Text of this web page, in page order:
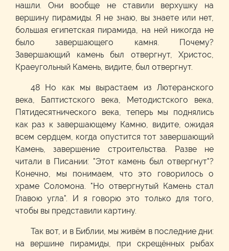
нашли. Они вообще не ставили верхушку на
вершину пирамиды. Я не знаю, вы знаете или нет,
большая египетская пирамида, на ней никогда не
было завершающего камня. Почему?
Завершающий камень был отвергнут, Христос,
Краеугольный Камень, видите, был отвергнут.
48 Но как мы вырастаем из Лютеранского
века, Баптистского века, Методистского века,
Пятидесятнического века, теперь мы поднялись
как раз к завершающему Камню, видите, ожидая
всем сердцем, когда опустится тот завершающий
Камень, завершение строительства. Разве не
читали в Писании: "Этот камень был отвергнут"?
Конечно, мы понимаем, что это говорилось о
храме Соломона. "Но отвергнутый Камень стал
Главою угла". И я говорю это только для того,
чтобы вы представили картину.
Так вот, и в Библии, мы живём в последние дни:
на вершине пирамиды, при скрещённых рыбах